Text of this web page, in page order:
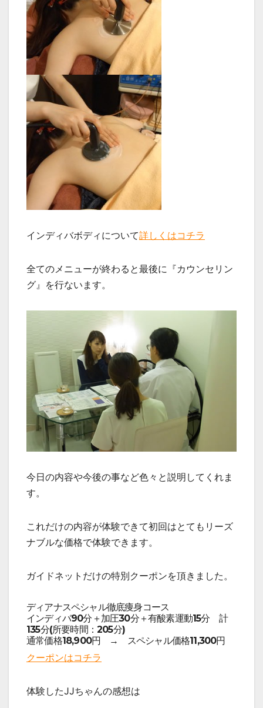
インディバボディについて詳しくはコチラ
全てのメニューが終わると最後に『カウンセリン
グ』を行ないます。
今日の内容や今後の事など色々と説明してくれま
す。
これだけの内容が体験できて初回はとてもリーズ
ナブルな価格で体験できます。
ガイドネットだけの特別クーポンを頂きました。
ディアナスペシャル徹底痩身コース
インディバ90分＋加圧30分＋有酸素運動15分 計
135分(所要時間：205分)
通常価格18,900円 → スペシャル価格11,300円
クーポンはコチラ
体験したJJちゃんの感想は